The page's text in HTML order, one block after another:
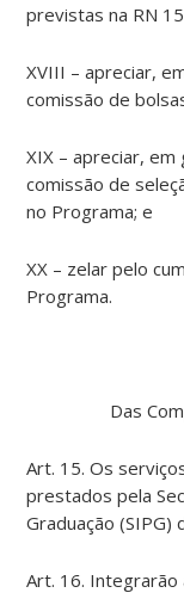
previstas na RN
XVIII – apreciar,
comissão de
XIX – apreciar,
comissão de
no Programa; e
XX – zelar pelo
Programa.
Das
Art. 15. Os
prestados pela
Graduação (SIPG)
Art. 16. Integrarão